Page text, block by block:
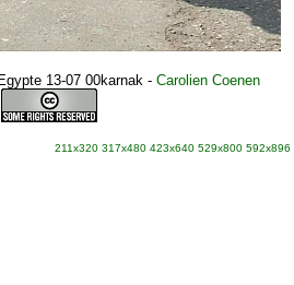
13-07 00karnak- Carolien Coenen
211x320 317x480 423x640 529x800 592x896